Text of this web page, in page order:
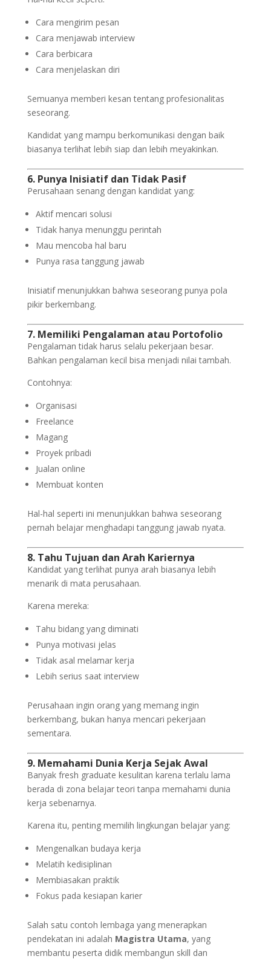
Cara mengirim pesan
Cara menjawab interview
Cara berbicara
Cara menjelaskan diri
Semuanya memberi kesan tentang profesionalitas
seseorang.
Kandidat yang mampu berkomunikasi dengan baik
biasanya terlihat lebih siap dan lebih meyakinkan.
6. Punya Inisiatif dan Tidak Pasif
Perusahaan senang dengan kandidat yang:
Aktif mencari solusi
Tidak hanya menunggu perintah
Mau mencoba hal baru
Punya rasa tanggung jawab
Inisiatif menunjukkan bahwa seseorang punya pola
pikir berkembang.
7. Memiliki Pengalaman atau Portofolio
Pengalaman tidak harus selalu pekerjaan besar.
Bahkan pengalaman kecil bisa menjadi nilai tambah.
Contohnya:
Organisasi
Freelance
Magang
Proyek pribadi
Jualan online
Membuat konten
Hal-hal seperti ini menunjukkan bahwa seseorang
pernah belajar menghadapi tanggung jawab nyata.
8. Tahu Tujuan dan Arah Kariernya
Kandidat yang terlihat punya arah biasanya lebih
menarik di mata perusahaan.
Karena mereka:
Tahu bidang yang diminati
Punya motivasi jelas
Tidak asal melamar kerja
Lebih serius saat interview
Perusahaan ingin orang yang memang ingin
berkembang, bukan hanya mencari pekerjaan
sementara.
9. Memahami Dunia Kerja Sejak Awal
Banyak fresh graduate kesulitan karena terlalu lama
berada di zona belajar teori tanpa memahami dunia
kerja sebenarnya.
Karena itu, penting memilih lingkungan belajar yang:
Mengenalkan budaya kerja
Melatih kedisiplinan
Membiasakan praktik
Fokus pada kesiapan karier
Salah satu contoh lembaga yang menerapkan
pendekatan ini adalah Magistra Utama, yang
membantu peserta didik membangun skill dan